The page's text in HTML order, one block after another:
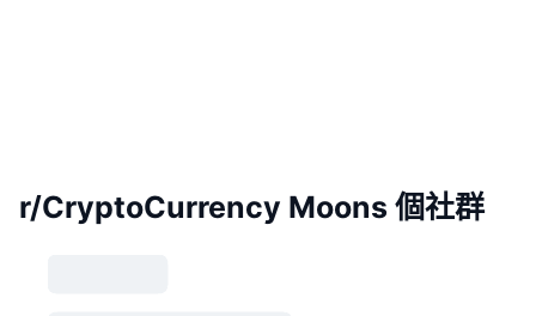
r/CryptoCurrency Moons 個社群